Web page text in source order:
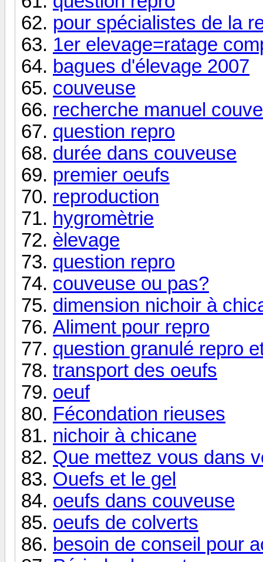
pour spécialistes de la
1er elevage=ratage
bagues d'élevage 2007
couveuse
recherche manuel
question repro
durée dans couveuse
premier oeufs
reproduction
hygromètrie
èlevage
question repro
couveuse ou pas?
dimension nichoir à
Aliment pour repro
question granulé repro
transport des oeufs
oeuf
Fécondation rieuses
nichoir à chicane
Que mettez vous dans
Ouefs et le gel
oeufs dans couveuse
oeufs de colverts
besoin de conseil pour